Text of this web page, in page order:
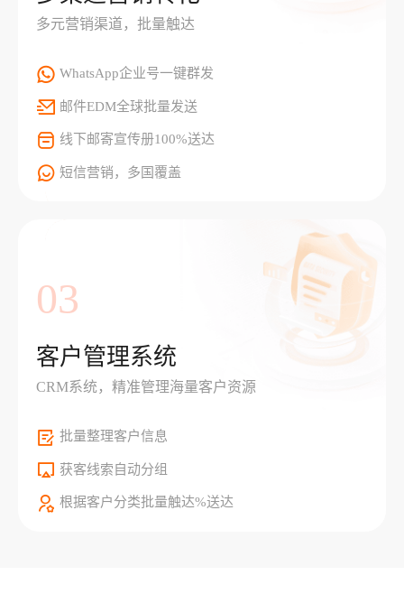
多元营销渠道，批量触达
WhatsApp企业号一键群发
邮件EDM全球批量发送
线下邮寄宣传册100%送达
短信营销，多国覆盖
03
客户管理系统
CRM系统，精准管理海量客户资源
批量整理客户信息
获客线索自动分组
根据客户分类批量触达%送达